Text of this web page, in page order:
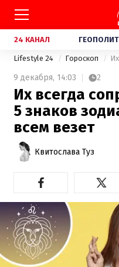
24 КАНАЛ
Lifestyle 24 Гороскоп
9 декабря, 14:03 2
Их всегда
5 знаков
всем везет
Квитослава Туз